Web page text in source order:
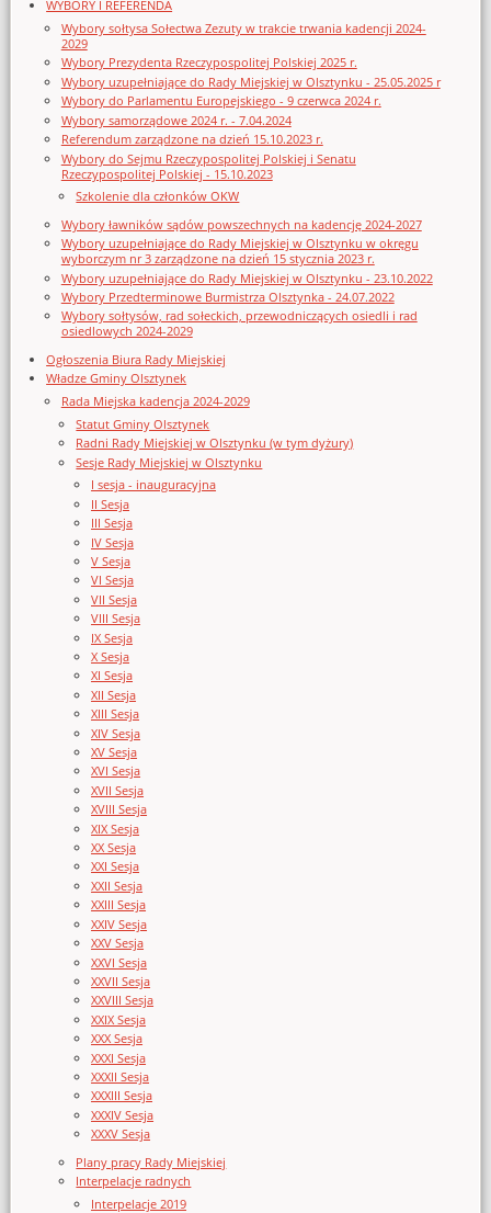
WYBORY I REFERENDA
Wybory sołtysa Sołectwa Zezuty w trakcie trwania kadencji 2024-
2029
Wybory Prezydenta Rzeczypospolitej Polskiej 2025 r.
Wybory uzupełniające do Rady Miejskiej w Olsztynku - 25.05.2025 r
Wybory do Parlamentu Europejskiego - 9 czerwca 2024 r.
Wybory samorządowe 2024 r. - 7.04.2024
Referendum zarządzone na dzień 15.10.2023 r.
Wybory do Sejmu Rzeczypospolitej Polskiej i Senatu
Rzeczypospolitej Polskiej - 15.10.2023
Szkolenie dla członków OKW
Wybory ławników sądów powszechnych na kadencję 2024-2027
Wybory uzupełniające do Rady Miejskiej w Olsztynku w okręgu
wyborczym nr 3 zarządzone na dzień 15 stycznia 2023 r.
Wybory uzupełniające do Rady Miejskiej w Olsztynku - 23.10.2022
Wybory Przedterminowe Burmistrza Olsztynka - 24.07.2022
Wybory sołtysów, rad sołeckich, przewodniczących osiedli i rad
osiedlowych 2024-2029
Ogłoszenia Biura Rady Miejskiej
Władze Gminy Olsztynek
Rada Miejska kadencja 2024-2029
Statut Gminy Olsztynek
Radni Rady Miejskiej w Olsztynku (w tym dyżury)
Sesje Rady Miejskiej w Olsztynku
I sesja - inauguracyjna
II Sesja
III Sesja
IV Sesja
V Sesja
VI Sesja
VII Sesja
VIII Sesja
IX Sesja
X Sesja
XI Sesja
XII Sesja
XIII Sesja
XIV Sesja
XV Sesja
XVI Sesja
XVII Sesja
XVIII Sesja
XIX Sesja
XX Sesja
XXI Sesja
XXII Sesja
XXIII Sesja
XXIV Sesja
XXV Sesja
XXVI Sesja
XXVII Sesja
XXVIII Sesja
XXIX Sesja
XXX Sesja
XXXI Sesja
XXXII Sesja
XXXIII Sesja
XXXIV Sesja
XXXV Sesja
Plany pracy Rady Miejskiej
Interpelacje radnych
Interpelacje 2019